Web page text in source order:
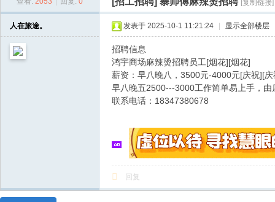
[复制链接]
人在旅途。 发表于 2025-10-1 11:21:24 显示全部楼层
招聘信息
鸿宇商场麻辣烫招聘员工[烟花][烟花]
薪资：早八晚八，3500元-4000元[庆祝][庆
早八晚五2500---3000工作简单易上手，由
联系电话：18347380678
回复